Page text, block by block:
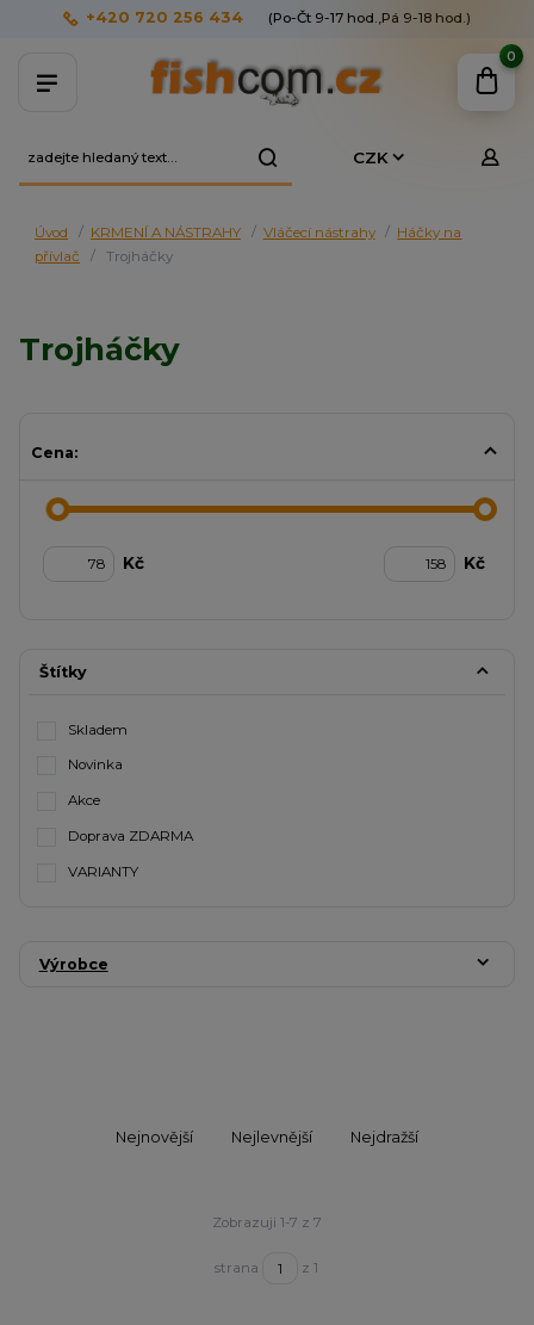
CZK
+420 720 256 434 (Po-Čt 9-17 hod.,Pá 9-18 hod.)
0
Úvod KRMENÍ A NÁSTRAHY Vláčecí nástrahy
Háčky na
přívlač
Trojháčky
Trojháčky
Cena:
Kč Kč
Štítky
Skladem
Novinka
Akce
Doprava ZDARMA
VARIANTY
Výrobce
Nejnovější Nejlevnější Nejdražší
Zobrazuji 1-7 z 7
strana z 1